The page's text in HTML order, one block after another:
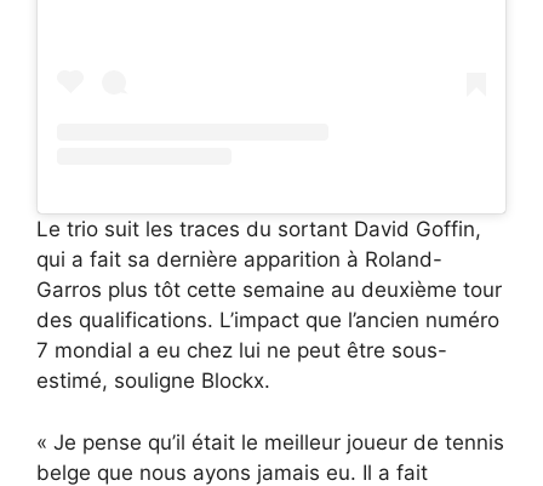
Le trio suit les traces du sortant David Goffin,
qui a fait sa dernière apparition à Roland-
Garros plus tôt cette semaine au deuxième tour
des qualifications. L’impact que l’ancien numéro
7 mondial a eu chez lui ne peut être sous-
estimé, souligne Blockx.
« Je pense qu’il était le meilleur joueur de tennis
belge que nous ayons jamais eu. Il a fait